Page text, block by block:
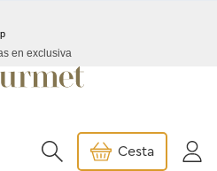
99€/145€ Baleares
Cesta
en exclusiva